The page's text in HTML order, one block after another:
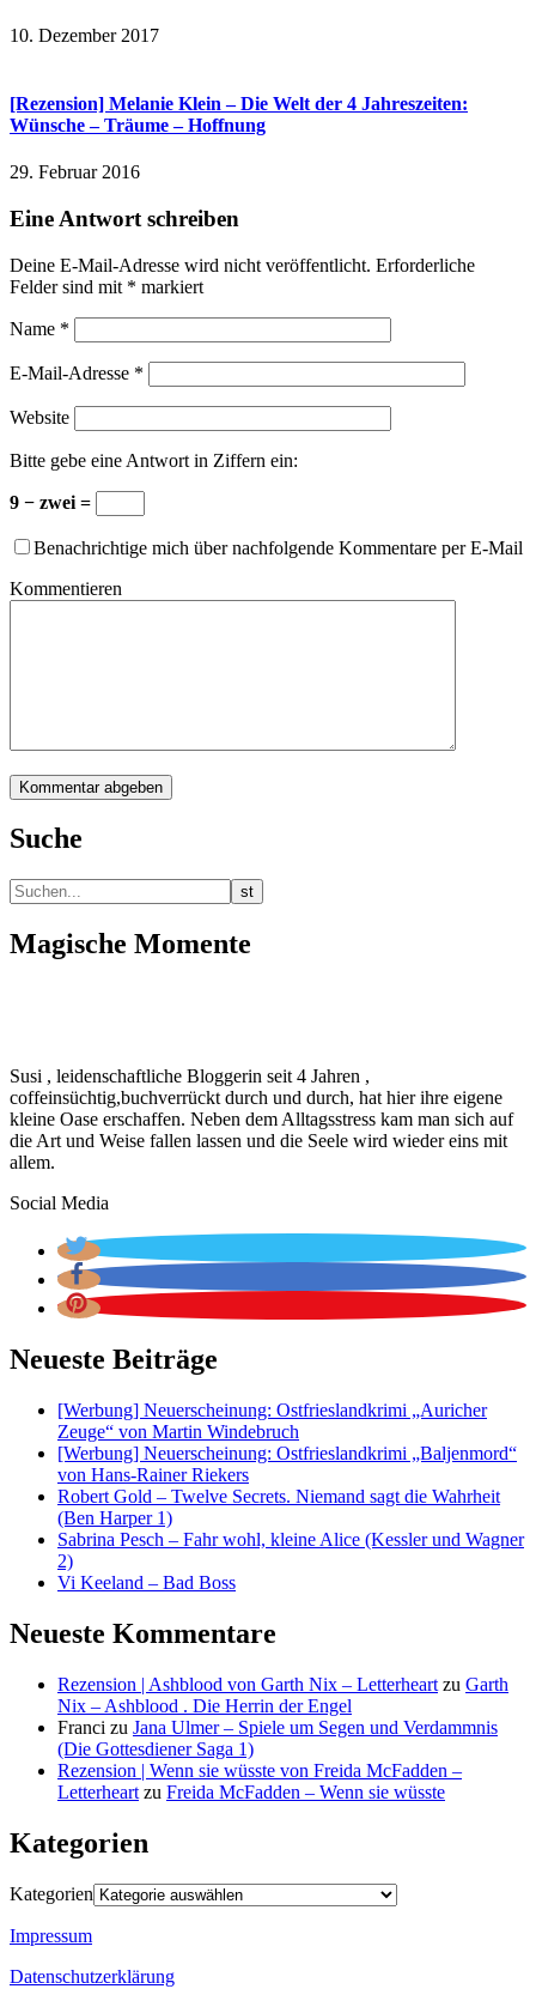
10. Dezember 2017
[Rezension] Melanie Klein – Die Welt der 4 Jahreszeiten:
Wünsche – Träume – Hoffnung
29. Februar 2016
Eine Antwort schreiben
Deine E-Mail-Adresse wird nicht veröffentlicht. Erforderliche
Felder sind mit * markiert
Name *
E-Mail-Adresse *
Website
Bitte gebe eine Antwort in Ziffern ein:
9 − zwei =
Benachrichtige mich über nachfolgende Kommentare per E-Mail
Kommentieren
Suche
Magische Momente
Susi , leidenschaftliche Bloggerin seit 4 Jahren ,
coffeinsüchtig,buchverrückt durch und durch, hat hier ihre eigene
kleine Oase erschaffen. Neben dem Alltagsstress kam man sich auf
die Art und Weise fallen lassen und die Seele wird wieder eins mit
allem.
Social Media
Neueste Beiträge
[Werbung] Neuerscheinung: Ostfrieslandkrimi „Auricher
Zeuge“ von Martin Windebruch
[Werbung] Neuerscheinung: Ostfrieslandkrimi „Baljenmord“
von Hans-Rainer Riekers
Robert Gold – Twelve Secrets. Niemand sagt die Wahrheit
(Ben Harper 1)
Sabrina Pesch – Fahr wohl, kleine Alice (Kessler und Wagner
2)
Vi Keeland – Bad Boss
Neueste Kommentare
Rezension | Ashblood von Garth Nix – Letterheart zu Garth
Nix – Ashblood . Die Herrin der Engel
Franci zu Jana Ulmer – Spiele um Segen und Verdammnis
(Die Gottesdiener Saga 1)
Rezension | Wenn sie wüsste von Freida McFadden –
Letterheart zu Freida McFadden – Wenn sie wüsste
Kategorien
Kategorien
Impressum
Datenschutzerklärung